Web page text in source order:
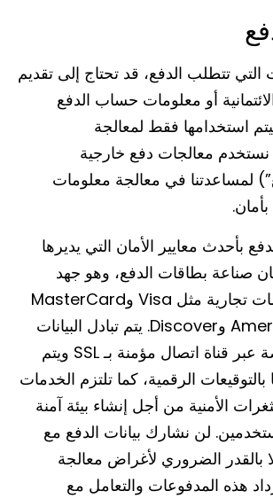
تتطلب الدفع، قد تحتاج إلى تقديم
أو معلومات حساب الدفع
استخدامها فقط لمعالجة
معالجات دفع خارجية
لمساعدتنا في معالجة معلومات
بأحدث معايير الأمان التي يديرها
صناعة بطاقات الدفع، وهو جهد
مشترك بين علامات تجارية مثل Visa وMasterCard
وAmerican Express وDiscover. يتم تبادل البيانات
الحساسة والخاصة عبر قناة اتصال مؤمنة بـ SSL ويتم
الرقمية، كما تلتزم الخدمات
الأمنية من أجل إنشاء بيئة آمنة
لن نشارك بيانات الدفع مع
بالقدر الضروري لأغراض معالجة
هذه المدفوعات والتعامل مع